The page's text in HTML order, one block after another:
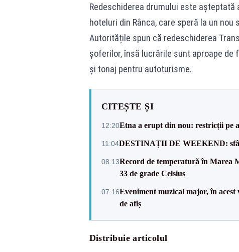
Redeschiderea drumului este
hoteluri din Rânca, care speră la un
Autoritățile spun că redeschiderea
șoferilor, însă lucrările sunt aproape
și tonaj pentru autoturisme.
CITEȘTE ȘI
12:20Etna a erupt din nou: restricții pe
11:04DESTINAȚII DE WEEKEND:
08:13Record de temperatură în Marea
33 de grade Celsius
07:16Eveniment muzical major, în
de afiș
Distribuie articolul